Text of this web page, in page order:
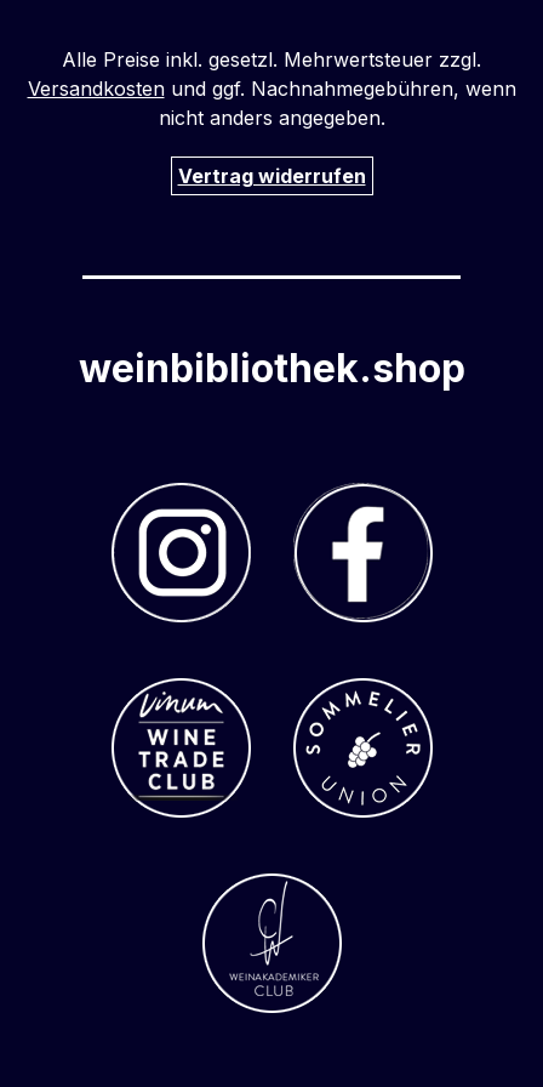
Alle Preise inkl. gesetzl. Mehrwertsteuer zzgl.
Versandkostenund ggf. Nachnahmegebühren, wenn
nicht anders angegeben.
Vertrag widerrufen
weinbibliothek.shop